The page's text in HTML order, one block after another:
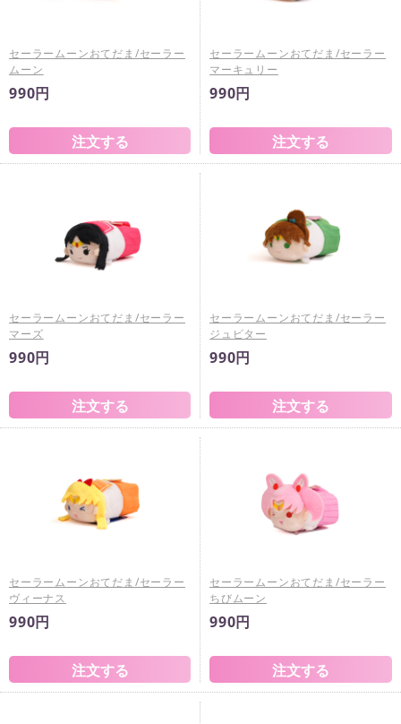
セーラームーンおてだま/セーラー
ムーン
990円
セーラームーンおてだま/セーラー
マーキュリー
990円
セーラームーンおてだま/セーラー
マーズ
990円
セーラームーンおてだま/セーラー
ジュピター
990円
セーラームーンおてだま/セーラー
ヴィーナス
990円
セーラームーンおてだま/セーラー
ちびムーン
990円